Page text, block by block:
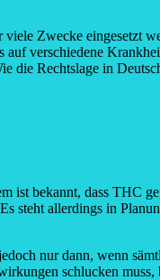
Zwecke eingesetzt
verschiedene
die Rechtslage in
ist bekannt, dass THC
steht allerdings in
nur dann, wenn
schlucken